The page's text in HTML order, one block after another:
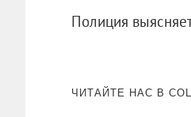
Полиция
ЧИТАЙТЕ НАС В